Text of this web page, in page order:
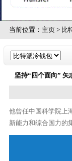
当前位置： 主页> 比
坚持“四个面向”
他曾任中国科学院上
新能力和综合国力的